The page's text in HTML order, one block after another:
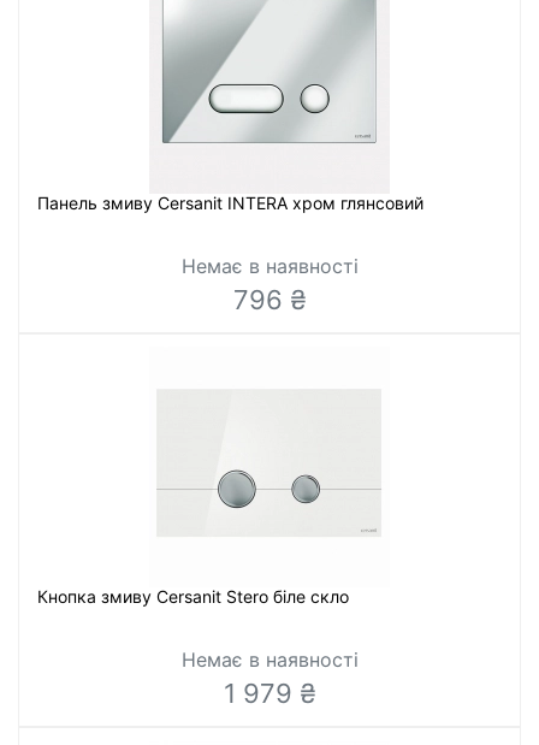
Панель змиву Cersanit INTERA хром глянсовий
Немає в наявності
796 ₴
Кнопка змиву Cersanit Stero біле скло
Немає в наявності
1 979 ₴